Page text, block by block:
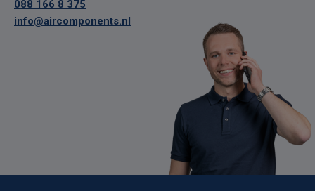
088 166 8 375
info@aircomponents.nl